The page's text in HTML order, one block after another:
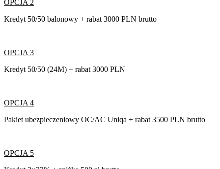
OPCJA 2
Kredyt 50/50 balonowy + rabat 3000 PLN brutto
OPCJA 3
Kredyt 50/50 (24M) + rabat 3000 PLN
OPCJA 4
Pakiet ubezpieczeniowy OC/AC Uniqa + rabat 3500 PLN brutto
OPCJA 5